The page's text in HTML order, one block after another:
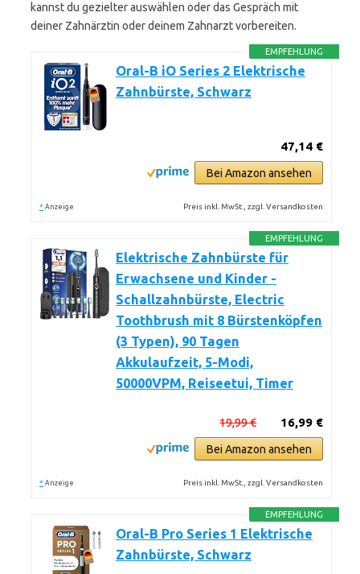
kannst du gezielter auswählen oder das Gespräch mit
deiner Zahnärztin oder deinem Zahnarzt vorbereiten.
EMPFEHLUNG
Oral-B iO Series 2 Elektrische
Zahnbürste, Schwarz
47,14 €
Bei Amazon ansehen
* Anzeige Preis inkl. MwSt., zzgl. Versandkosten
EMPFEHLUNG
Elektrische Zahnbürste für
Erwachsene und Kinder -
Schallzahnbürste, Electric
Toothbrush mit 8 Bürstenköpfen
(3 Typen), 90 Tagen
Akkulaufzeit, 5-Modi,
50000VPM, Reiseetui, Timer
16,99 €
19,99 €
Bei Amazon ansehen
* Anzeige Preis inkl. MwSt., zzgl. Versandkosten
EMPFEHLUNG
Oral-B Pro Series 1 Elektrische
Zahnbürste, Schwarz